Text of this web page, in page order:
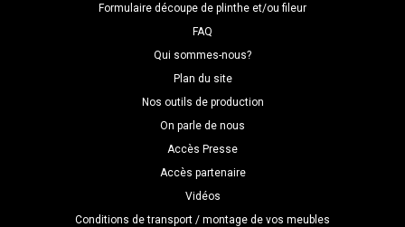
Formulaire découpe de plinthe et/ou fileur
FAQ
Qui sommes-nous?
Plan du site
Nos outils de production
On parle de nous
Accès Presse
Accès partenaire
Vidéos
Conditions de transport / montage de vos meubles